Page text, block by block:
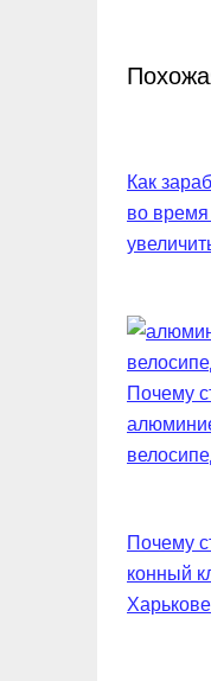
Как
во
Почему
Почему
конный
Харькове